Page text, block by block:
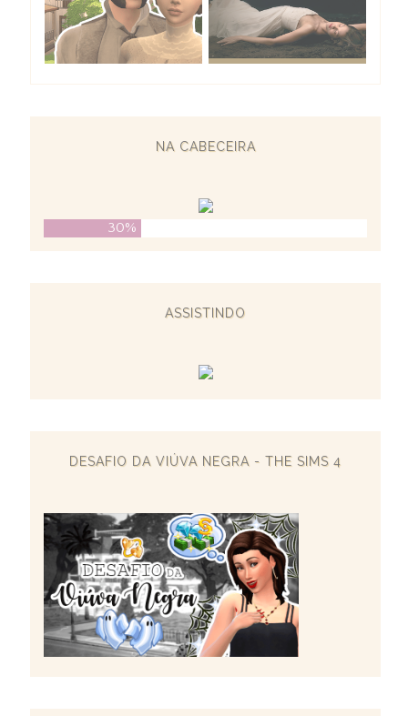
NA CABECEIRA
30%
ASSISTINDO
DESAFIO DA VIÚVA NEGRA - THE SIMS 4